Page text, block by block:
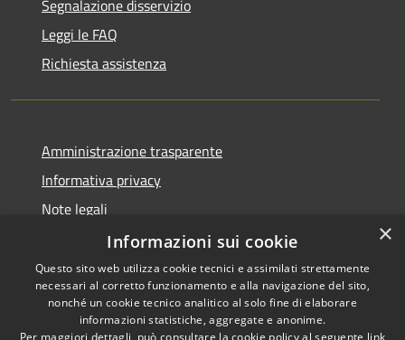
Segnalazione disservizio
Leggi le FAQ
Richiesta assistenza
Amministrazione trasparente
Informativa privacy
Note legali
Dichiarazione di accessibilità
RSS
Copyright © 2026 • Città di
×
Informazioni sui cookie
Questo sito web utilizza cookie tecnici e assimilati strettamente
necessari al corretto funzionamento e alla navigazione del sito,
nonché un cookie tecnico analitico al solo fine di elaborare
informazioni statistiche, aggregate e anonime.
Per maggiori dettagli, può consultare la cookie policy al seguente link